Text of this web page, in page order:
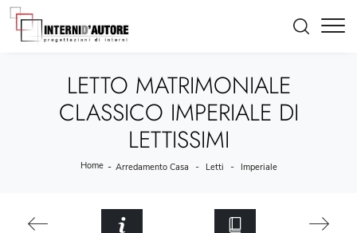
LETTO MATRIMONIALE
CLASSICO IMPERIALE DI
LETTISSIMI
Home - Arredamento Casa - Letti - Imperiale